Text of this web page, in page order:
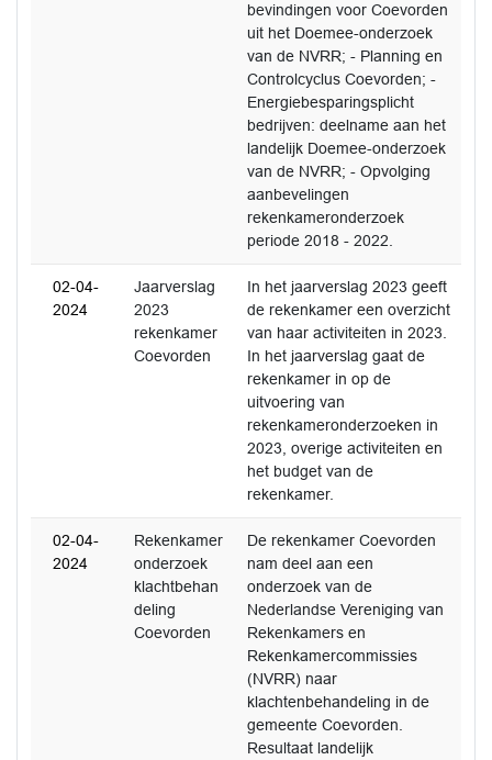
bevindingen voor Coevorden
uit het Doemee-onderzoek
van de NVRR; - Planning en
Controlcyclus Coevorden; -
Energiebesparingsplicht
bedrijven: deelname aan het
landelijk Doemee-onderzoek
van de NVRR; - Opvolging
aanbevelingen
rekenkameronderzoek
periode 2018 - 2022.
02-04-
2024
Jaarverslag
2023
rekenkamer
Coevorden
In het jaarverslag 2023 geeft
de rekenkamer een overzicht
van haar activiteiten in 2023.
In het jaarverslag gaat de
rekenkamer in op de
uitvoering van
rekenkameronderzoeken in
2023, overige activiteiten en
het budget van de
rekenkamer.
02-04-
2024
Rekenkamer
onderzoek
klachtbehan
deling
Coevorden
De rekenkamer Coevorden
nam deel aan een
onderzoek van de
Nederlandse Vereniging van
Rekenkamers en
Rekenkamercommissies
(NVRR) naar
klachtenbehandeling in de
gemeente Coevorden.
Resultaat landelijk